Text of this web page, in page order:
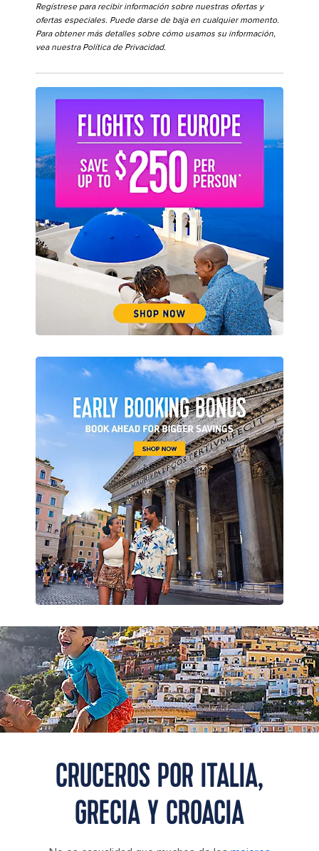
Regístrese para recibir información sobre nuestras ofertas y
ofertas especiales. Puede darse de baja en cualquier momento.
Para obtener más detalles sobre cómo usamos su información,
vea nuestra Política de Privacidad.
A father lifts his son while standing in clear blue water at a busy
beach in Positano, Italy
CRUCEROS POR ITALIA,
GRECIA Y CROACIA